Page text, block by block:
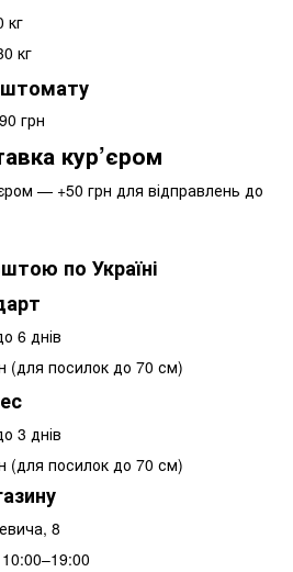
кг
кг
грн
кур’єром
— +50 грн для відправлень до
по Україні
6 днів
(для посилок до 70 см)
3 днів
(для посилок до 70 см)
8